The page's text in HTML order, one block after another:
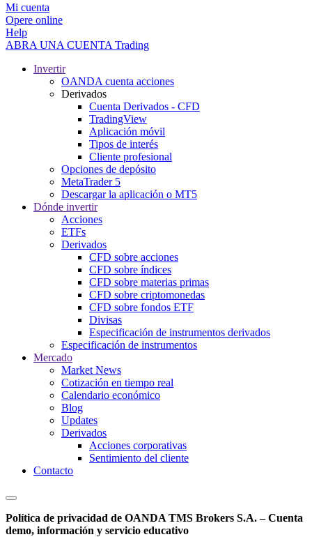
Mi cuenta
Opere online
Help
ABRA UNA CUENTA Trading
Invertir
OANDA cuenta acciones
Derivados
Cuenta Derivados - CFD
TradingView
Aplicación móvil
Tipos de interés
Cliente profesional
Opciones de depósito
MetaTrader 5
Descargar la aplicación o MT5
Dónde invertir
Acciones
ETFs
Derivados
CFD sobre acciones
CFD sobre índices
CFD sobre materias primas
CFD sobre criptomonedas
CFD sobre fondos ETF
Divisas
Especificación de instrumentos derivados
Especificación de instrumentos
Mercado
Market News
Cotización en tiempo real
Calendario económico
Blog
Updates
Derivados
Acciones corporativas
Sentimiento del cliente
Contacto
Política de privacidad de OANDA TMS Brokers S.A. – Cuenta
demo, información y servicio educativo